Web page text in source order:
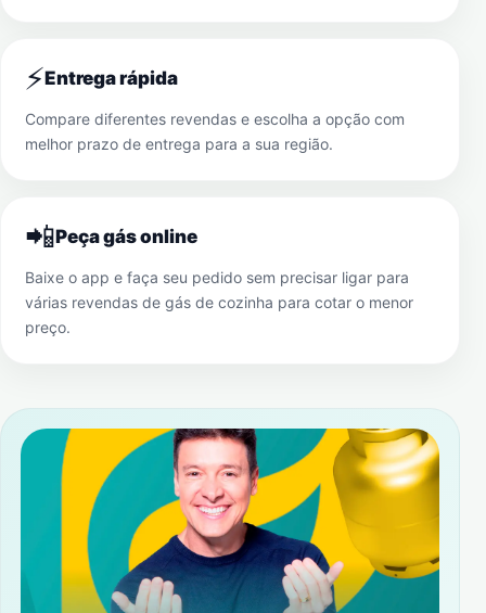
⚡Entrega rápida
Compare diferentes revendas e escolha a opção com
melhor prazo de entrega para a sua região.
📲Peça gás online
Baixe o app e faça seu pedido sem precisar ligar para
várias revendas de gás de cozinha para cotar o menor
preço.